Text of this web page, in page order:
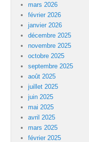
mars 2026
février 2026
janvier 2026
décembre 2025
novembre 2025
octobre 2025
septembre 2025
août 2025
juillet 2025
juin 2025
mai 2025
avril 2025
mars 2025
février 2025